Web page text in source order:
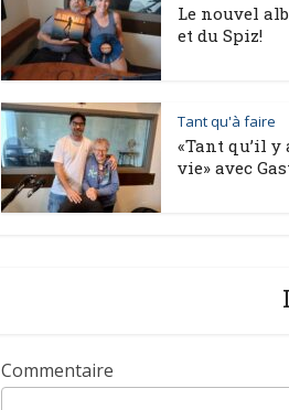
Le nouvel
et du Spiz!
Tant qu'à faire
«Tant qu’il y
vie» avec
Commentaire